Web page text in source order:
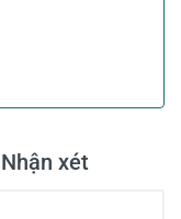
Nhận xét